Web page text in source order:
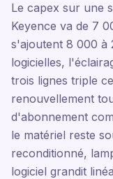
Le capex sur une
Keyence va de 7
s'ajoutent 8 000 à
logicielles,
trois lignes triple
renouvellement
d'abonnement
le matériel reste
reconditionné,
logiciel grandit